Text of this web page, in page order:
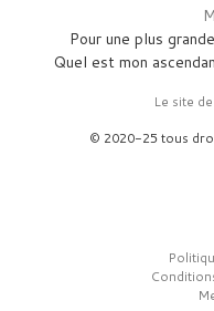
Pour une plus
Quel est mon
Le site
© 2020-25 tous